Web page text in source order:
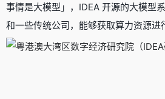
事情是大模型」，IDEA 开源的大模型
和一些传统公司，能够获取算力资源进